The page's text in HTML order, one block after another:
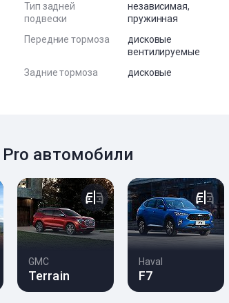
Тип задней
подвески
независимая,
пружинная
Передние тормоза
дисковые
вентилируемые
Задние тормоза
дисковые
автомобили
GMC
Terrain
Haval
F7